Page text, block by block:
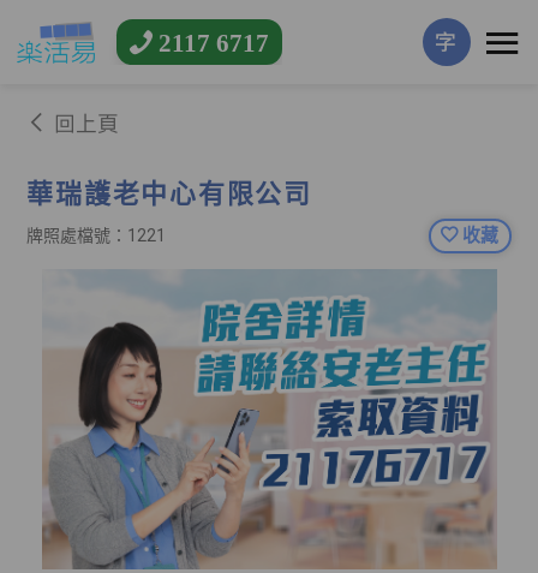
2117 6717 字
回上頁
華瑞護老中心有限公司
牌照處檔號：1221 收藏